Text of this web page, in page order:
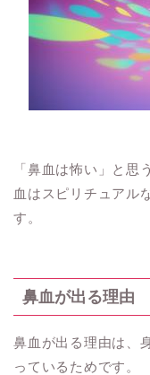
「鼻血は怖い」と
血はスピリチュアル
す。
鼻血が出る理由
鼻血が出る理由は、
っているためです。